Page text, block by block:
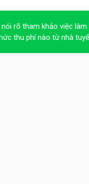
rõ tham khảo việc
thu phí nào từ nhà